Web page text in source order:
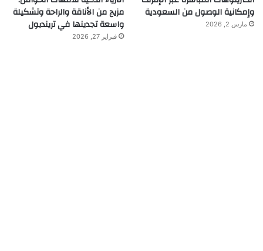
وإمكانية الوصول من السعودية
مارس 2, 2026
مزيج من الأناقة والراحة وتشكيلة
واسعة تجدينها في ترينديول
فبراير 27, 2026